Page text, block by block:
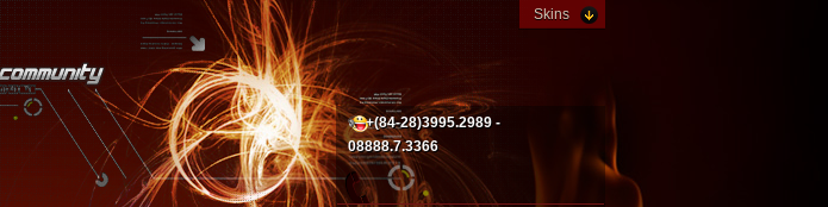
Skins
+(84-28)3995.2989 -
08888.7.3366